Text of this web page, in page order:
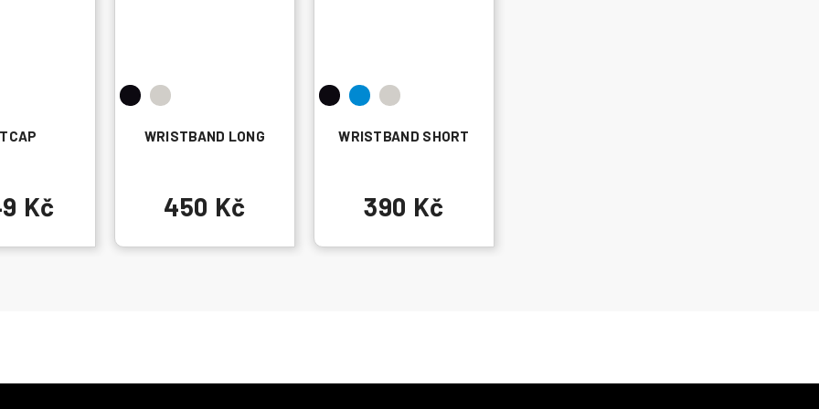
Kč
WRISTBAND LONG
450 Kč
WRISTBAND SHORT
390 Kč